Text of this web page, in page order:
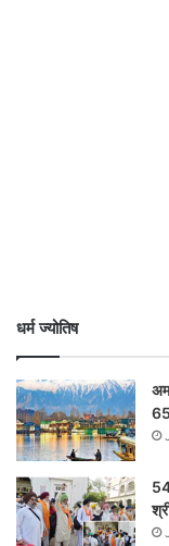
धर्म ज्योतिष